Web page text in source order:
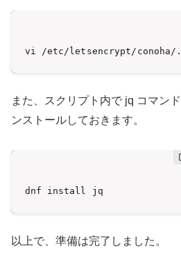
vi /etc/letsencrypt/conoha/
また、スクリプト内で jq コマン
ンストールしておきます。
dnf install jq
以上で、準備は完了しました。